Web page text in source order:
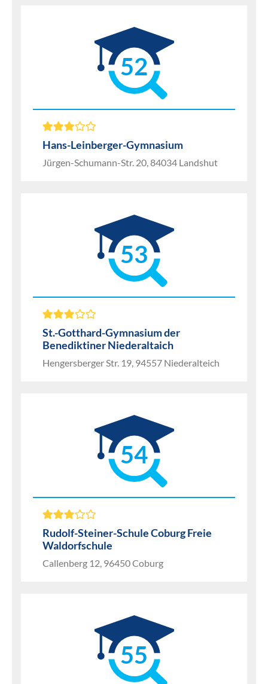
52
Hans-Leinberger-Gymnasium
Jürgen-Schumann-Str. 20, 84034 Landshut
53
St.-Gotthard-Gymnasium der
Benediktiner Niederaltaich
Hengersberger Str. 19, 94557 Niederalteich
54
Rudolf-Steiner-Schule Coburg Freie
Waldorfschule
Callenberg 12, 96450 Coburg
55